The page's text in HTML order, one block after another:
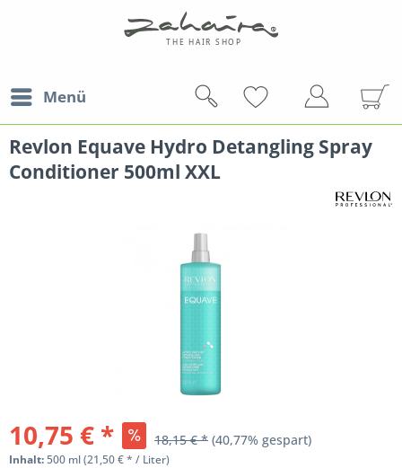
Menü
Revlon Equave Hydro Detangling Spray
Conditioner 500ml XXL
10,75 € * 18,15 € * (40,77% gespart)
Inhalt:500 ml(21,50 € * / Liter)